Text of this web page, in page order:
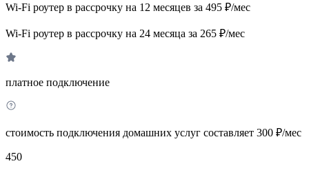
Wi-Fi роутер в рассрочку на 12 месяцев за 495 ₽/мес
Wi-Fi роутер в рассрочку на 24 месяца за 265 ₽/мес
платное подключение
стоимость подключения домашних услуг составляет 300 ₽/мес
450